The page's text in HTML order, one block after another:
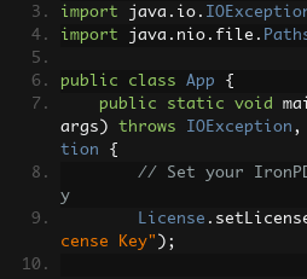
import java . io .
import java . nio . file .
public class App
{
public
static void
args ) throws IOException ,
tion
{
// Set your
y
License .
cense Key" );